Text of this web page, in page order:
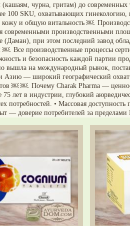
чурна, гритам) до современных
100 SKU, охватывающих гинекологию,
кожу и общую витальность ￼.
современными производственными
при этом последний завод
Все производственные процессы
и безопасность каждой партии
вышла на международный рынок,
— широкий географический охват
￼ ￼. Почему Charak Pharma —
лет в индустрии, глубокий
• Массовая доступность
— доверие потребителей за